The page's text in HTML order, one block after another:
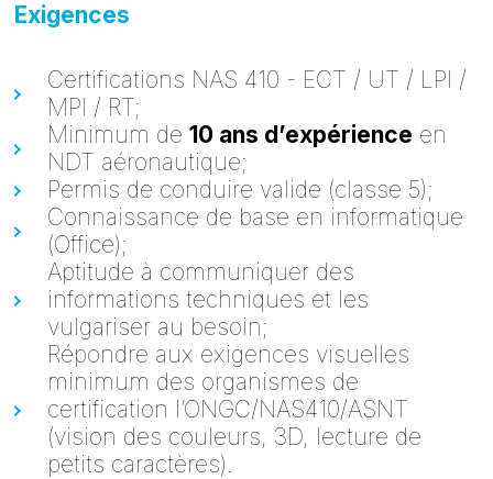
Exigences
Certifications NAS 410 - ECT / UT / LPI /
MPI / RT;
Minimum de10 ans d’expérience en
NDT aéronautique;
Permis de conduire valide (classe 5);
Connaissance de base en informatique
(Office);
Aptitude à communiquer des
informations techniques et les
vulgariser au besoin;
Répondre aux exigences visuelles
minimum des organismes de
certification l’ONGC/NAS410/ASNT
(vision des couleurs, 3D, lecture de
petits caractères).